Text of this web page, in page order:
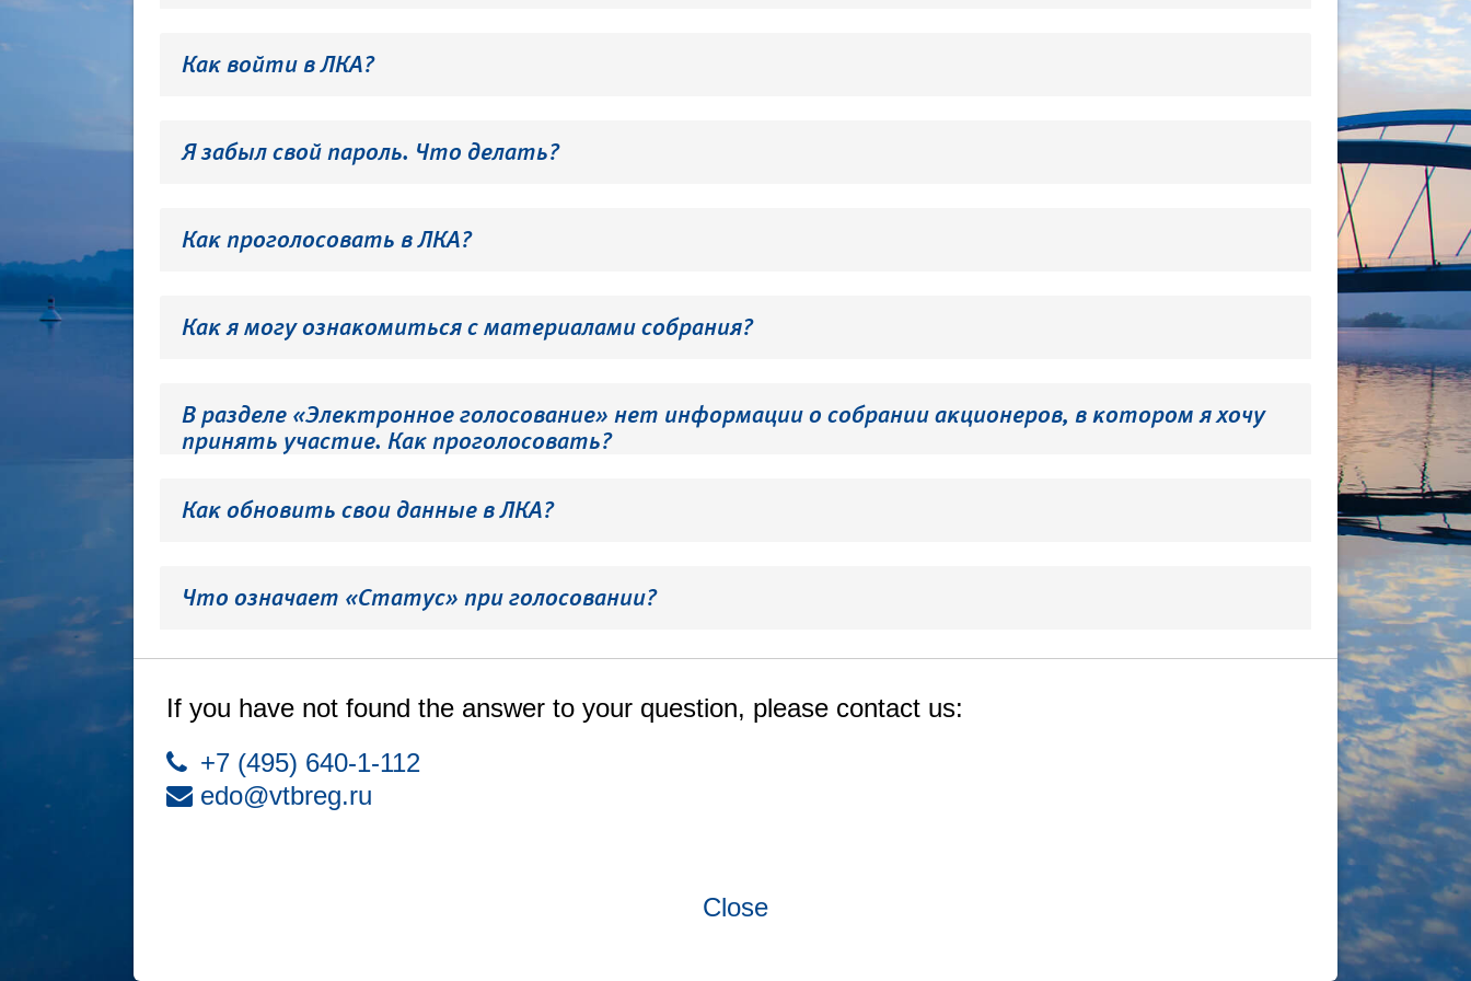
Как войти в ЛКА?
Я забыл свой пароль. Что делать?
Как проголосовать в ЛКА?
Как я могу ознакомиться с материалами собрания?
В разделе «Электронное голосование» нет информации о собрании акционеров, в котором я хочу
принять участие. Как проголосовать?
Как обновить свои данные в ЛКА?
Что означает «Статус» при голосовании?
If you have not found the answer to your question, please contact us:
+7 (495) 640-1-112
edo@vtbreg.ru
Close